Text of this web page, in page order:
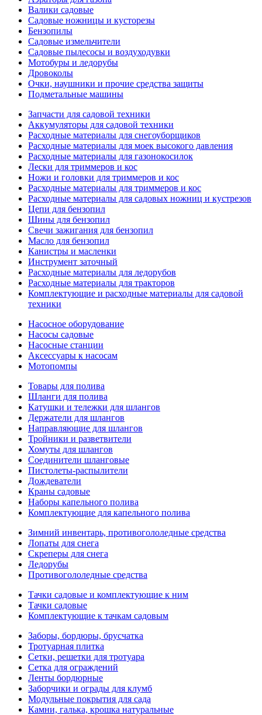
Валики садовые
Садовые ножницы и кусторезы
Бензопилы
Садовые измельчители
Садовые пылесосы и воздуходувки
Мотобуры и ледорубы
Дровоколы
Очки, наушники и прочие средства защиты
Подметальные машины
Запчасти для садовой техники
Аккумуляторы для садовой техники
Расходные материалы для снегоуборщиков
Расходные материалы для моек высокого давления
Расходные материалы для газонокосилок
Лески для триммеров и кос
Ножи и головки для триммеров и кос
Расходные материалы для триммеров и кос
Расходные материалы для садовых ножниц и кустрезов
Цепи для бензопил
Шины для бензопил
Свечи зажигания для бензопил
Масло для бензопил
Канистры и масленки
Инструмент заточный
Расходные материалы для ледорубов
Расходные материалы для тракторов
Комплектующие и расходные материалы для садовой
техники
Насосное оборудование
Насосы садовые
Насосные станции
Аксессуары к насосам
Мотопомпы
Товары для полива
Шланги для полива
Катушки и тележки для шлангов
Держатели для шлангов
Направляющие для шлангов
Тройники и разветвители
Хомуты для шлангов
Соединители шланговые
Пистолеты-распылители
Дождеватели
Краны садовые
Наборы капельного полива
Комплектующие для капельного полива
Зимний инвентарь, противогололедные средства
Лопаты для снега
Скреперы для снега
Ледорубы
Противогололедные средства
Тачки садовые и комплектующие к ним
Тачки садовые
Комплектующие к тачкам садовым
Заборы, бордюры, брусчатка
Тротуарная плитка
Сетки, решетки для тротуара
Сетка для ограждений
Ленты бордюрные
Заборчики и ограды для клумб
Модульные покрытия для сада
Камни, галька, крошка натуральные